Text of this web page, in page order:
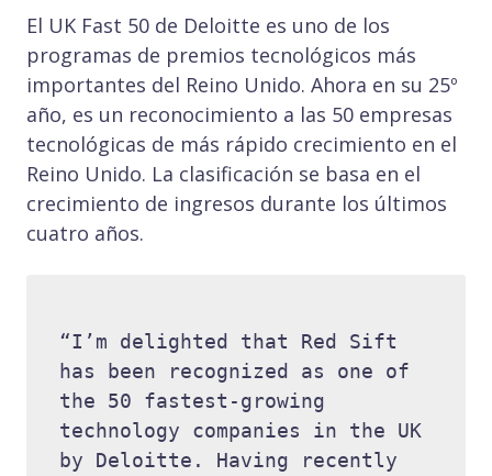
El UK Fast 50 de Deloitte es uno de los
programas de premios tecnológicos más
importantes del Reino Unido. Ahora en su 25º
año, es un reconocimiento a las 50 empresas
tecnológicas de más rápido crecimiento en el
Reino Unido. La clasificación se basa en el
crecimiento de ingresos durante los últimos
cuatro años.
“I’m delighted that Red Sift
has been recognized as one of
the 50 fastest-growing
technology companies in the UK
by Deloitte. Having recently